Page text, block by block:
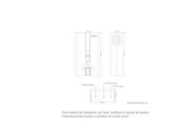
Aire y
Climatización
Colchones
Cocina
Tecnología